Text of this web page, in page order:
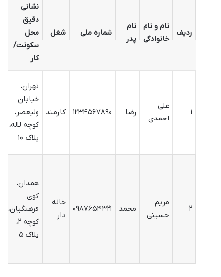
ردیف
نام و نام
خانوادگی
نام
پدر
شماره ملی شغل
نشانی
دقیق
محل
سکونت/
کار
۱
علی
احمدی
رضا ۱۲۳۴۵۶۷۸۹۰ کارمند
تهران،
خیابان
ولیعصر،
کوچه لاله،
پلاک ۱۰
۲
مریم
حسینی
محمد ۰۹۸۷۶۵۴۳۲۱
خانه
دار
همدان،
کوی
فرهنگیان،
کوچه ۲،
پلاک ۵